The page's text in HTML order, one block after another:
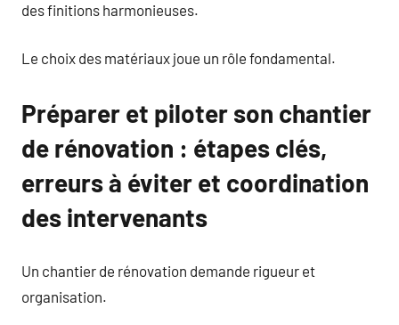
des finitions harmonieuses.
Le choix des matériaux joue un rôle fondamental.
Préparer et piloter son chantier
de rénovation : étapes clés,
erreurs à éviter et coordination
des intervenants
Un chantier de rénovation demande rigueur et
organisation.